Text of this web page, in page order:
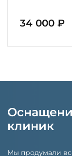
34 000 ₽
клиник
Мы продумали